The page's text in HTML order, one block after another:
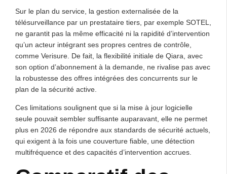
Sur le plan du service, la gestion externalisée de la
télésurveillance par un prestataire tiers, par exemple SOTEL,
ne garantit pas la même efficacité ni la rapidité d’intervention
qu’un acteur intégrant ses propres centres de contrôle,
comme Verisure. De fait, la flexibilité initiale de Qiara, avec
son option d’abonnement à la demande, ne rivalise pas avec
la robustesse des offres intégrées des concurrents sur le
plan de la sécurité active.
Ces limitations soulignent que si la mise à jour logicielle
seule pouvait sembler suffisante auparavant, elle ne permet
plus en 2026 de répondre aux standards de sécurité actuels,
qui exigent à la fois une couverture fiable, une détection
multifréquence et des capacités d’intervention accrues.